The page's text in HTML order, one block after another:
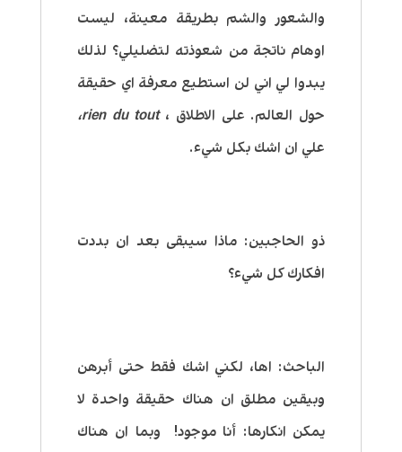
والشعور والشم بطريقة معينة، ليست
اوهام ناتجة من شعوذته لتضليلي؟ لذلك
يبدوا لي اني لن استطيع معرفة اي حقيقة
حول العالم. على الاطلاق ، rien du tout،
علي ان اشك بكل شيء.
ذو الحاجبين: ماذا سيبقى بعد ان بددت
افكارك كل شيء؟
الباحث: اها، لكني اشك فقط حتى أبرهن
وبيقين مطلق ان هناك حقيقة واحدة لا
يمكن انكارها: أنا موجود! وبما ان هناك